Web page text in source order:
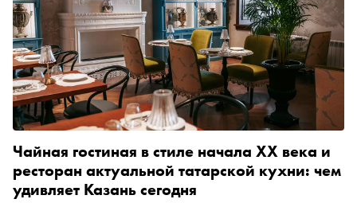
Чайная гостиная в стиле начала XX века и
ресторан актуальной татарской кухни: чем
удивляет Казань сегодня